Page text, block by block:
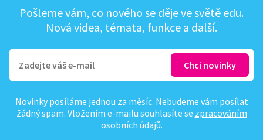
Pošleme vám, co nového se děje ve světě edu.
Nová videa, témata, funkce a další.
Novinky posíláme jednou za měsíc. Nebudeme vám posílat
žádný spam. Vložením e-mailu souhlasíte se zpracováním
osobních údajů.